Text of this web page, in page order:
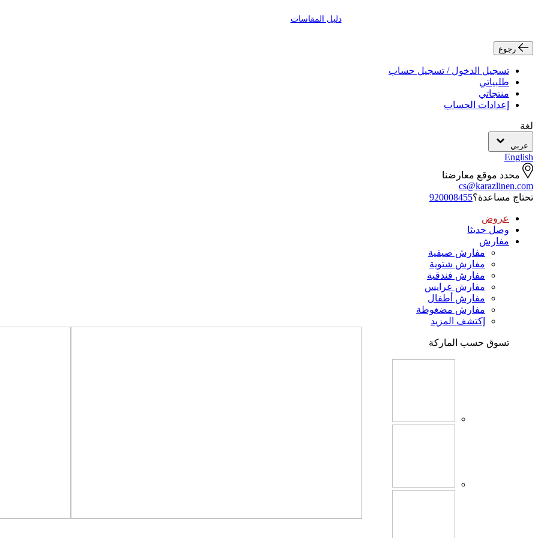
دليل المقاسات
رجوع
تسجيل الدخول / تسجيل حساب
طلبياتي
منتجاتي
إعدادات الحساب
لغة
عربي
English
محدد موقع معارضنا
cs@karazlinen.com
تحتاج مساعدة؟920008455
عروض
وصل حديثا
مفارش
مفارش صيفية
مفارش شتوية
مفارش فندقية
مفارش عرايس
مفارش أطفال
مفارش مضغوطة
إكتشف المزيد
تسوق حسب الماركة